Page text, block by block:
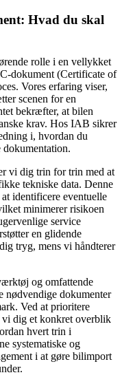
Hvad du skal
rolle i en vellykket
dokument (Certificate of
Vores erfaring viser,
scenen for en
bekræfter, at bilen
krav. Hos IAB sikrer
i, hvordan du
dokumentation.
vi dig trin for trin med at
tekniske data. Denne
identificere eventuelle
minimerer risikoen
service
en glidende
tryg, mens vi håndterer
og omfattende
nødvendige dokumenter
Ved at prioritere
vi dig et konkret overblik
hvert trin i
systematiske og
i at gøre bilimport